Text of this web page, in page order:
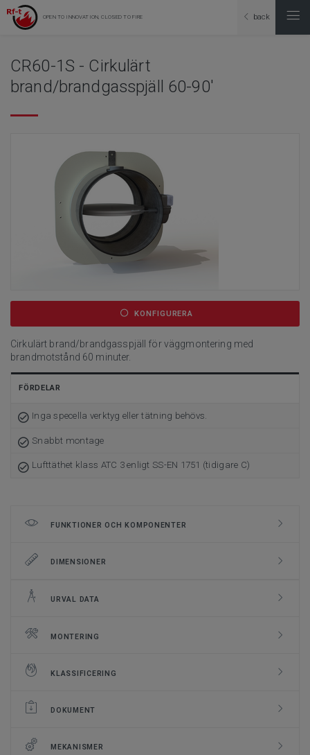
OPEN TO INNOVATION, CLOSED TO FIRE back
CR60-1S - Cirkulärt
brand/brandgasspjäll 60-90'
KONFIGURERA
Cirkulärt brand/brandgasspjäll för väggmontering med
brandmotstånd 60 minuter.
FÖRDELAR
Inga specella verktyg eller tätning behövs.
Snabbt montage
Lufttäthet klass ATC 3 enligt SS-EN 1751 (tidigare C)
FUNKTIONER OCH KOMPONENTER
DIMENSIONER
URVAL DATA
MONTERING
KLASSIFICERING
DOKUMENT
MEKANISMER